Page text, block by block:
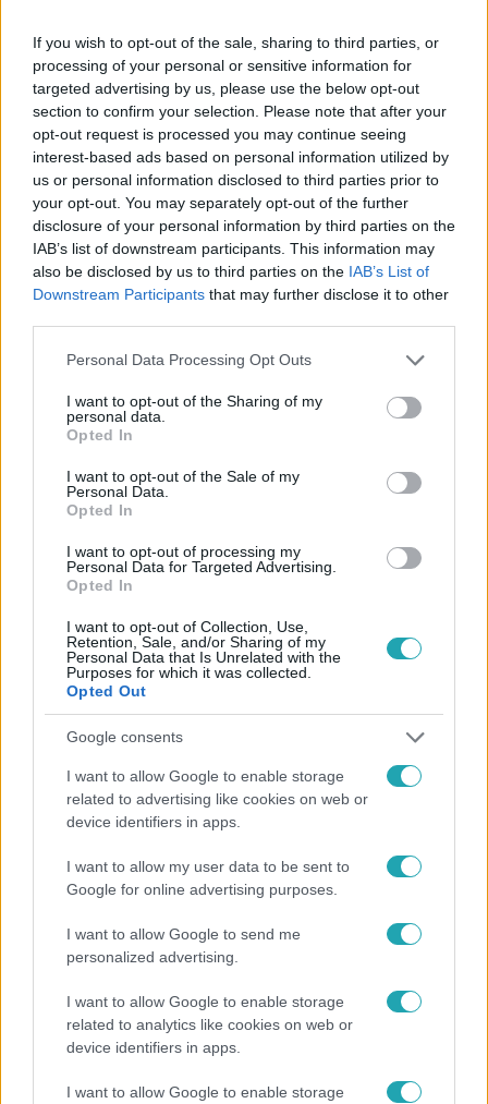
If you wish to opt-out of the sale, sharing to third parties, or
processing of your personal or sensitive information for
targeted advertising by us, please use the below opt-out
section to confirm your selection. Please note that after your
opt-out request is processed you may continue seeing
interest-based ads based on personal information utilized by
us or personal information disclosed to third parties prior to
your opt-out. You may separately opt-out of the further
disclosure of your personal information by third parties on the
IAB’s list of downstream participants. This information may
also be disclosed by us to third parties on the IAB’s List of
Downstream Participants that may further disclose it to other
Please note that this website/app uses one or more Google
not limited to your visit or usage behaviour. You may click to
grant or deny consent to Google and its third-party tags to
use your data for below specified purposes in below Google
consent section.
Personal Data Processing Opt Outs
I want to opt-out of the Sharing of my
personal data.
Opted In
I want to opt-out of the Sale of my
Personal Data.
Opted In
I want to opt-out of processing my
Personal Data for Targeted Advertising.
Opted In
I want to opt-out of Collection, Use,
Retention, Sale, and/or Sharing of my
Personal Data that Is Unrelated with the
Purposes for which it was collected.
Opted Out
Google consents
I want to allow Google to enable storage
related to advertising like cookies on web or
device identifiers in apps.
I want to allow my user data to be sent to
Google for online advertising purposes.
I want to allow Google to send me
personalized advertising.
I want to allow Google to enable storage
related to analytics like cookies on web or
device identifiers in apps.
I want to allow Google to enable storage
Kövess minket, és értesülj a friss hírekről a
Facebookon is!
Követem
REGGELI #RTL #ADÁSRÉSZLETEK VIDEÓ
POKOLI ROKONOK SZEREPLŐK
GUBA LARA # SZÜLETÉSNAP # POKOLI ROKONOK
Népszerű
"Hatalmas viharban" - így zajlott Hegyi Barbara
és Zorán első randija